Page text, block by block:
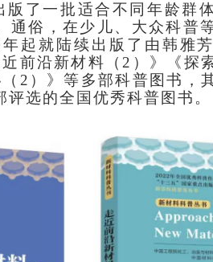
了一批适合不同年龄群
通俗，在少儿、大众科普
起就陆续出版了由韩雅
前沿新材料（2）》
《探
2）》等多部科普图书，
选的全国优秀科普图书。